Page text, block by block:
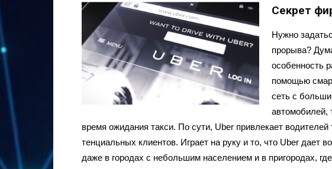
Секрет
Нужно
прорыва?
особенность
помощью
сеть с
автомобилей,
время ожидания такси. По сути, Uber привлекает
тенциальных клиентов. Играет на руку и то, что Uber дает
даже в городах с небольшим населением и в пригородах,